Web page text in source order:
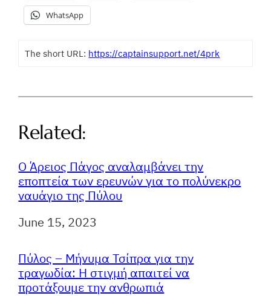
WhatsApp
The short URL: https://captainsupport.net/4prk
Related:
Ο Άρειος Πάγος αναλαμβάνει την
εποπτεία των ερευνών για το πολύνεκρο
ναυάγιο της Πύλου
Ημερομηνία
June 15, 2023
Πύλος – Μήνυμα Τσίπρα για την
τραγωδία: Η στιγμή απαιτεί να
προτάξουμε την ανθρωπιά